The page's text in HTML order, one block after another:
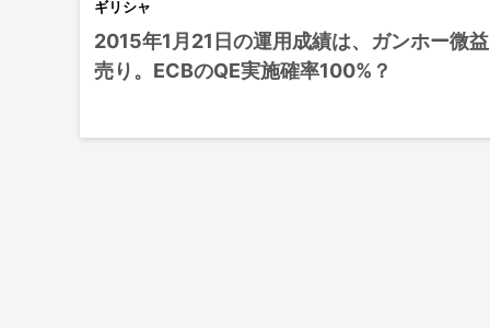
ギリシャ
2015年1月21日の運用成績は、ガンホー微益
売り。ECBのQE実施確率100%？